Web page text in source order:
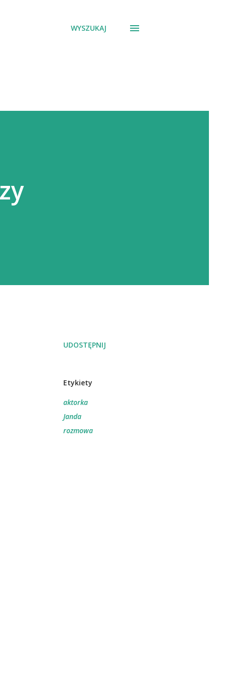
WYSZUKAJ
UDOSTĘPNIJ
Etykiety
aktorka
Janda
rozmowa